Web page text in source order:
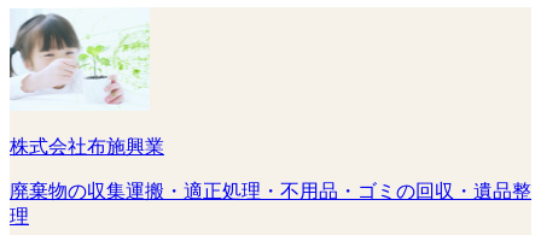
株式会社布施興業
廃棄物の収集運搬・適正処理・不用品・ゴミの回収・遺品整
理